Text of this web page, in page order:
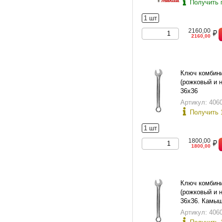
Получить
1 шт
2160,00
2160,00
Ключ
(рожковый и
36х36
Артикул:
Получить
1 шт
1800,00
1800,00
Ключ
(рожковый и
36х36.
слесарно-
инструмента.
Артикул: